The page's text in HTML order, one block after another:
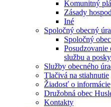
Komunitný
Zásady
Iné
Spoločný obecný
Spoločný
Posudzovanie
službu a
Služby obecného
Tlačivá na stiahnutie
Žiadosť o informácie
Družobná obec
Kontakty